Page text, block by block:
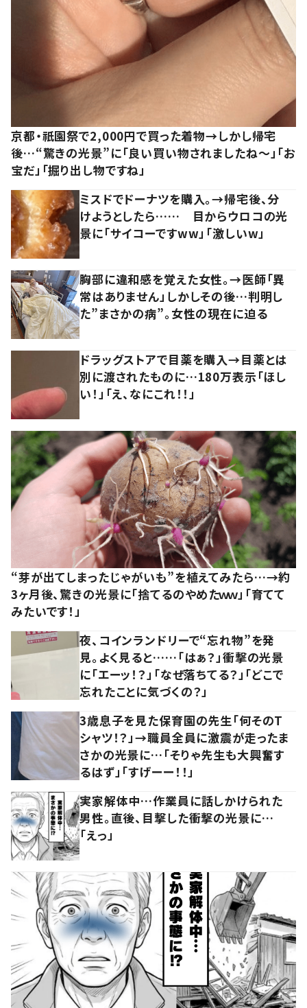
京都・祇園祭で2,000円で買った着物→しかし帰宅
後…“驚きの光景”に「良い買い物されましたね～」「お
宝だ」「掘り出し物ですね」
ミスドでドーナツを購入。→帰宅後、分
けようとしたら…… 目からウロコの光
景に「サイコーですww」「激しいw」
胸部に違和感を覚えた女性。→医師「異
常はありません」しかしその後…判明し
た”まさかの病”。女性の現在に迫る
ドラッグストアで目薬を購入→目薬とは
別に渡されたものに…180万表示「ほし
い！」「え、なにこれ！！」
“芽が出てしまったじゃがいも”を植えてみたら…→約
3ヶ月後、驚きの光景に「捨てるのやめたｗｗ」「育てて
みたいです！」
夜、コインランドリーで“忘れ物”を発
見。よく見ると……「はぁ？」衝撃の光景
に「エーッ！？」「なぜ落ちてる？」「どこで
忘れたことに気づくの？」
3歳息子を見た保育園の先生「何そのT
シャツ！？」→職員全員に激震が走ったま
さかの光景に…「そりゃ先生も大興奮す
るはず」「すげーー！！」
実家解体中…作業員に話しかけられた
男性。直後、目撃した衝撃の光景に…
「えっ」